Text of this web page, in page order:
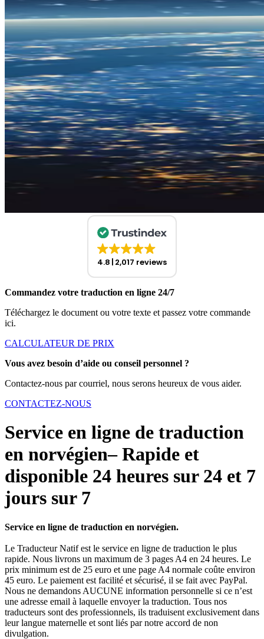
4.8 2,017 reviews
Commandez votre traduction en ligne 24/7
Téléchargez le document ou votre texte et passez votre commande
ici.
CALCULATEUR DE PRIX
Vous avez besoin d’aide ou conseil personnel ?
Contactez-nous par courriel, nous serons heureux de vous aider.
CONTACTEZ-NOUS
Service en ligne de traduction
en norvégien– Rapide et
disponible 24 heures sur 24 et 7
jours sur 7
Service en ligne de traduction en norvégien.
Le Traducteur Natif est le service en ligne de traduction le plus
rapide. Nous livrons un maximum de 3 pages A4 en 24 heures. Le
prix minimum est de 25 euro et une page A4 normale coûte environ
45 euro. Le paiement est facilité et sécurisé, il se fait avec PayPal.
Nous ne demandons AUCUNE information personnelle si ce n’est
une adresse email à laquelle envoyer la traduction. Tous nos
traducteurs sont des professionnels, ils traduisent exclusivement dans
leur langue maternelle et sont liés par notre accord de non
divulgation.